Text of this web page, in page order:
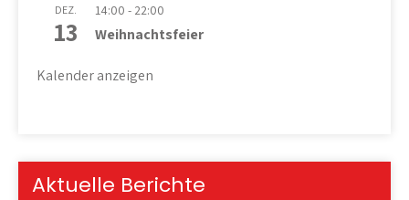
DEZ.
13
14:00 - 22:00
Weihnachtsfeier
Kalender anzeigen
Aktuelle Berichte